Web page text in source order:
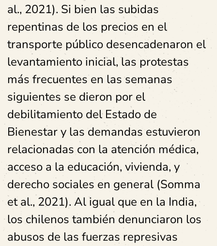
al., 2021). Si bien las subidas
repentinas de los precios en el
transporte público desencadenaron el
levantamiento inicial, las protestas
más frecuentes en las semanas
siguientes se dieron por el
debilitamiento del Estado de
Bienestar y las demandas estuvieron
relacionadas con la atención médica,
acceso a la educación, vivienda, y
derecho sociales en general (Somma
et al., 2021). Al igual que en la India,
los chilenos también denunciaron los
abusos de las fuerzas represivas